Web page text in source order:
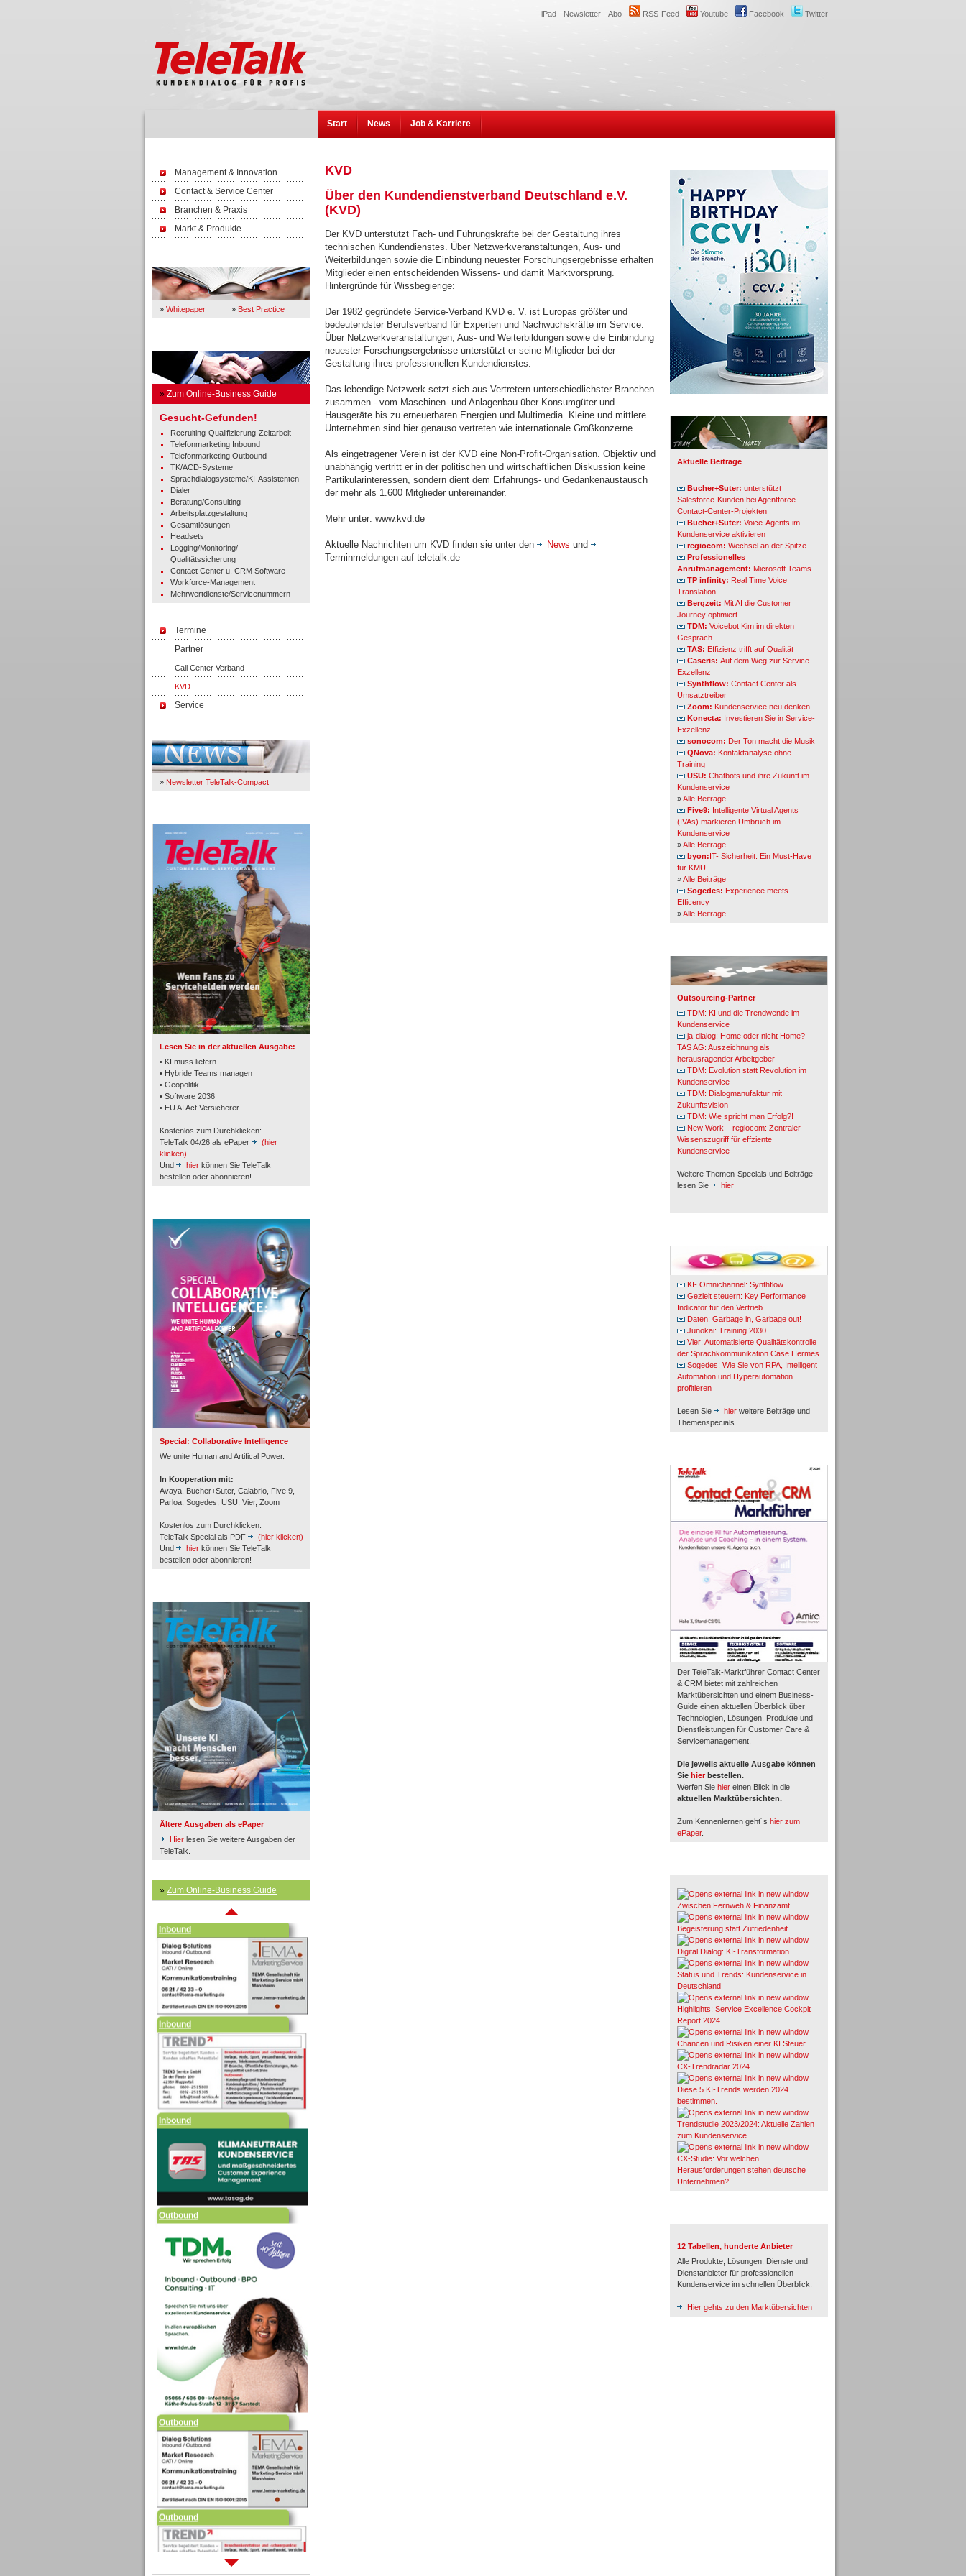
Twitter
Facebook
Youtube
RSS-Feed
Abo
Newsletter
iPad
Start News Job & Karriere
Management & Innovation
Contact & Service Center
Branchen & Praxis
Markt & Produkte
» Whitepaper » Best Practice
» Zum Online-Business Guide
Gesucht-Gefunden!
Recruiting-Qualifizierung-Zeitarbeit
Telefonmarketing Inbound
Telefonmarketing Outbound
TK/ACD-Systeme
Sprachdialogsysteme/KI-Assistenten
Dialer
Beratung/Consulting
Arbeitsplatzgestaltung
Gesamtlösungen
Headsets
Logging/Monitoring/
Qualitätssicherung
Contact Center u. CRM Software
Workforce-Management
Mehrwertdienste/Servicenummern
Termine
Partner
Call Center Verband
KVD
Service
» Newsletter TeleTalk-Compact
Lesen Sie in der aktuellen Ausgabe:
• KI muss liefern
• Hybride Teams managen
• Geopolitik
• Software 2036
• EU AI Act Versicherer
Kostenlos zum Durchklicken:
TeleTalk 04/26 als ePaper
(hier
klicken)
Und
hier können Sie TeleTalk
bestellen oder abonnieren!
Special: Collaborative Intelligence
We unite Human and Artifical Power.
In Kooperation mit:
Avaya, Bucher+Suter, Calabrio, Five 9,
Parloa, Sogedes, USU, Vier, Zoom
Kostenlos zum Durchklicken:
TeleTalk Special als PDF
(hier klicken)
Und
hier können Sie TeleTalk
bestellen oder abonnieren!
Ältere Ausgaben als ePaper
Hier lesen Sie weitere Ausgaben der
TeleTalk.
» Zum Online-Business Guide
TK- und ACD-Systeme
Workforce-Management
Personal
Inbound
Inbound
Inbound
Inbound
Inbound
Outbound
KVD
Über den Kundendienstverband Deutschland e.V.
(KVD)
Der KVD unterstützt Fach- und Führungskräfte bei der Gestaltung ihres
technischen Kundendienstes. Über Netzwerkveranstaltungen, Aus- und
Weiterbildungen sowie die Einbindung neuester Forschungsergebnisse erhalten
Mitglieder einen entscheidenden Wissens- und damit Marktvorsprung.
Hintergründe für Wissbegierige:
Der 1982 gegründete Service-Verband KVD e. V. ist Europas größter und
bedeutendster Berufsverband für Experten und Nachwuchskräfte im Service.
Über Netzwerkveranstaltungen, Aus- und Weiterbildungen sowie die Einbindung
neuester Forschungsergebnisse unterstützt er seine Mitglieder bei der
Gestaltung ihres professionellen Kundendienstes.
Das lebendige Netzwerk setzt sich aus Vertretern unterschiedlichster Branchen
zusammen - vom Maschinen- und Anlagenbau über Konsumgüter und
Hausgeräte bis zu erneuerbaren Energien und Multimedia. Kleine und mittlere
Unternehmen sind hier genauso vertreten wie internationale Großkonzerne.
Als eingetragener Verein ist der KVD eine Non-Profit-Organisation. Objektiv und
unabhängig vertritt er in der politischen und wirtschaftlichen Diskussion keine
Partikularinteressen, sondern dient dem Erfahrungs- und Gedankenaustausch
der mehr als 1.600 Mitglieder untereinander.
Mehr unter: www.kvd.de
Aktuelle Nachrichten um KVD finden sie unter den News und
Terminmeldungen auf teletalk.de
Aktuelle Beiträge
Bucher+Suter: unterstützt
Salesforce-Kunden bei Agentforce-
Contact-Center-Projekten
Bucher+Suter: Voice-Agents im
Kundenservice aktivieren
regiocom: Wechsel an der Spitze
Professionelles
Anrufmanagement: Microsoft Teams
TP infinity: Real Time Voice
Translation
Bergzeit: Mit AI die Customer
Journey optimiert
TDM: Voicebot Kim im direkten
Gespräch
TAS: Effizienz trifft auf Qualität
Caseris: Auf dem Weg zur Service-
Exzellenz
Synthflow: Contact Center als
Umsatztreiber
Zoom: Kundenservice neu denken
Konecta: Investieren Sie in Service-
Exzellenz
sonocom: Der Ton macht die Musik
QNova: Kontaktanalyse ohne
Training
USU: Chatbots und ihre Zukunft im
Kundenservice
»Alle Beiträge
Five9: Intelligente Virtual Agents
(IVAs) markieren Umbruch im
Kundenservice
»Alle Beiträge
byon:IT- Sicherheit: Ein Must-Have
für KMU
»Alle Beiträge
Sogedes: Experience meets
Efficency
»Alle Beiträge
Outsourcing-Partner
TDM: KI und die Trendwende im
Kundenservice
ja-dialog: Home oder nicht Home?
TAS AG: Auszeichnung als
herausragender Arbeitgeber
TDM: Evolution statt Revolution im
Kundenservice
TDM: Dialogmanufaktur mit
Zukunftsvision
TDM: Wie spricht man Erfolg?!
New Work – regiocom: Zentraler
Wissenszugriff für effziente
Kundenservice
Weitere Themen-Specials und Beiträge
lesen Sie
hier
KI- Omnichannel: Synthflow
Gezielt steuern: Key Performance
Indicator für den Vertrieb
Daten: Garbage in, Garbage out!
Junokai: Training 2030
Vier: Automatisierte Qualitätskontrolle
der Sprachkommunikation Case Hermes
Sogedes: Wie Sie von RPA, Intelligent
Automation und Hyperautomation
profitieren
Lesen Sie hier weitere Beiträge und
Themenspecials
Der TeleTalk-Marktführer Contact Center
& CRM bietet mit zahlreichen
Marktübersichten und einem Business-
Guide einen aktuellen Überblick über
Technologien, Lösungen, Produkte und
Dienstleistungen für Customer Care &
Servicemanagement.
Die jeweils aktuelle Ausgabe können
Sie hier bestellen.
Werfen Sie hier einen Blick in die
aktuellen Marktübersichten.
Zum Kennenlernen geht´s hier zum
ePaper.
Zwischen Fernweh & Finanzamt
Begeisterung statt Zufriedenheit
Digital Dialog: KI-Transformation
Status und Trends: Kundenservice in
Deutschland
Highlights: Service Excellence Cockpit
Report 2024
Chancen und Risiken einer KI Steuer
CX-Trendradar 2024
Diese 5 KI-Trends werden 2024
bestimmen.
Trendstudie 2023/2024: Aktuelle Zahlen
zum Kundenservice
CX-Studie: Vor welchen
Herausforderungen stehen deutsche
Unternehmen?
12 Tabellen, hunderte Anbieter
Alle Produkte, Lösungen, Dienste und
Dienstanbieter für professionellen
Kundenservice im schnellen Überblick.
Hier gehts zu den Marktübersichten